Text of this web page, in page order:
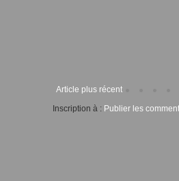
Article plus récent
Inscription à : Publier les